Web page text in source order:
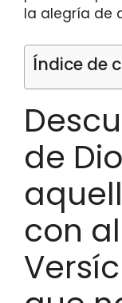
la alegría de
Índice de
de
con